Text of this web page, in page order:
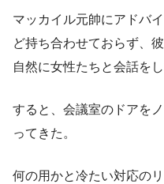
マッカイル元帥にアドバ
ど持ち合わせておらず、
自然に女性たちと会話を
すると、会議室のドアを
ってきた。
何の用かと冷たい対応のリ